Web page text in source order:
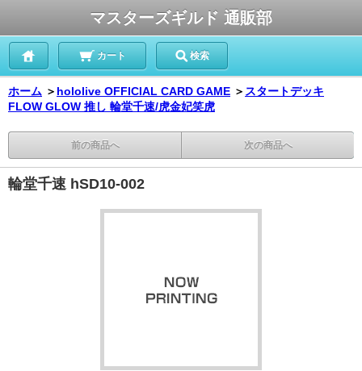
マスターズギルド 通販部
カート 検索
ホーム ＞ hololive OFFICIAL CARD GAME ＞ スタートデッキ
FLOW GLOW 推し 輪堂千速/虎金妃笑虎
前の商品へ 次の商品へ
輪堂千速 hSD10-002